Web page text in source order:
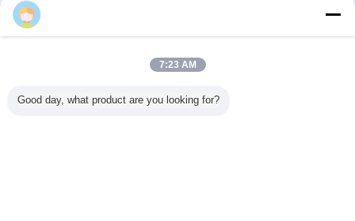
China Acrylic Product Online Market
Fornitori Verified
Verified Suplier
7:23 AM
Good day, what product are you looking for?